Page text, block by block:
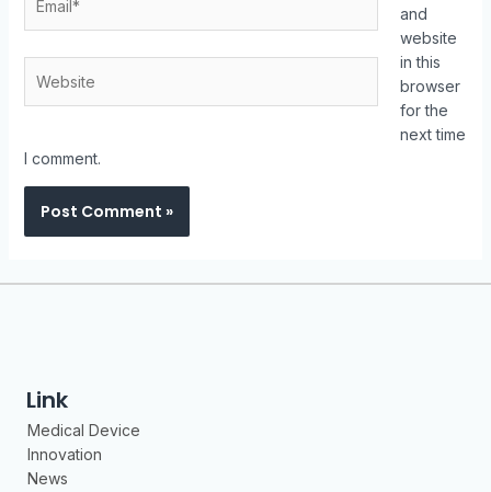
and
website
in this
browser
for the
next time
I comment.
Link
Medical Device
Innovation
News